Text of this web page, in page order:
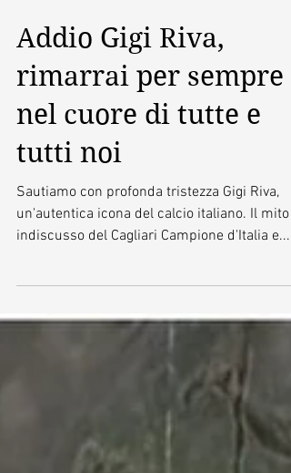
Addio Gigi Riva,
rimarrai per sempre
nel cuore di tutte e
tutti noi
indiscusso del Cagliari Campione d'Italia e...